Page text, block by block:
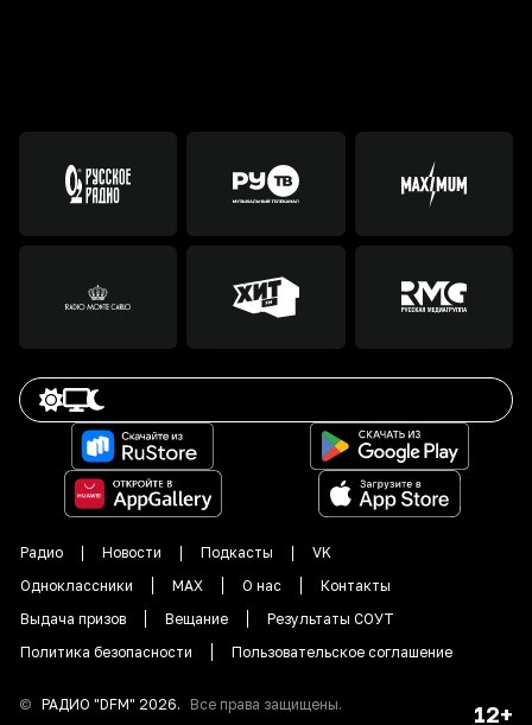
Радио Новости Подкасты
VK
Одноклассники
MAX О нас
Контакты
Выдача призов
Вещание
Результаты СОУТ
Политика безопасности
Пользовательское соглашение
© РАДИО "DFM" 2026. Все права защищены. 12+